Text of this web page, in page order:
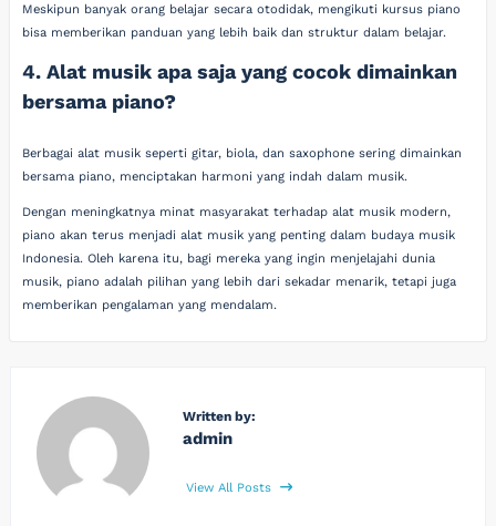
Meskipun banyak orang belajar secara otodidak, mengikuti kursus piano
bisa memberikan panduan yang lebih baik dan struktur dalam belajar.
4. Alat musik apa saja yang cocok dimainkan
bersama piano?
Berbagai alat musik seperti gitar, biola, dan saxophone sering dimainkan
bersama piano, menciptakan harmoni yang indah dalam musik.
Dengan meningkatnya minat masyarakat terhadap alat musik modern,
piano akan terus menjadi alat musik yang penting dalam budaya musik
Indonesia. Oleh karena itu, bagi mereka yang ingin menjelajahi dunia
musik, piano adalah pilihan yang lebih dari sekadar menarik, tetapi juga
memberikan pengalaman yang mendalam.
Written by:
admin
View All Posts